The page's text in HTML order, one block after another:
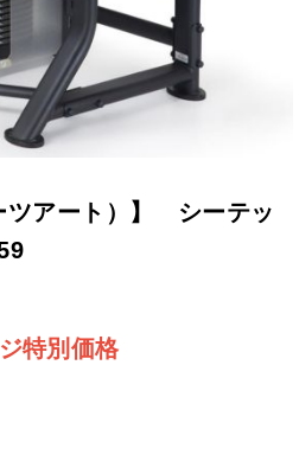
ツアート）】 シーテッ
特別価格